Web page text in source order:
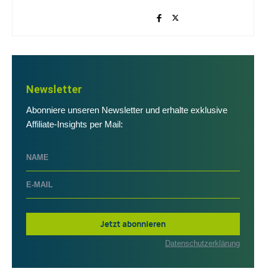
Newsletter
Abonniere unseren Newsletter und erhalte exklusive
Affiliate-Insights per Mail:
Jetzt abonnieren
Datenschutzerklärung